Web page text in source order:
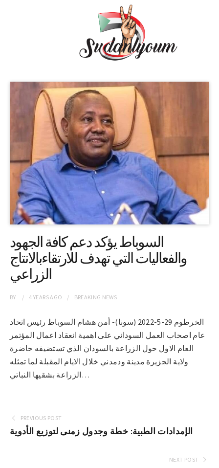
السوباط يؤكد دعم كافة الجهود
والفعاليات التي تهدف للارتقاءبالانتاج
الزراعي
BY 4 YEARSAGO BREAKING NEWS
الخرطوم 29-5-2022 (سونا)- أمن هشام السوباط رئيس اتحاد
عام اصحاب العمل السوداني على اهمية انعقاد اعمال المؤتمر
العام الاول حول الزراعة بالسودان الذي تستضيفه حاضرة
ولاية الجزيرة مدينة ودمدني خلال الايام المقبلة لما تمثله
الزراعة بشقيها النباتي…
PREVIOUS POST
الإمدادات الطبية: خطة وجدول زمنى لتوزيع الأدوية
NEXT POST